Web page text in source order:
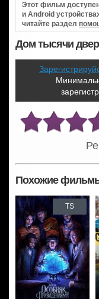
Этот фильм
и Android
читайте раздел
Дом тысячи
Похожие
TS